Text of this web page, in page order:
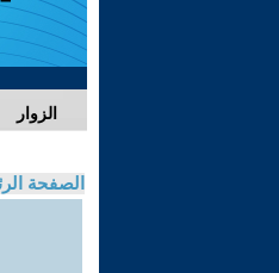
الزوار
الصفحة